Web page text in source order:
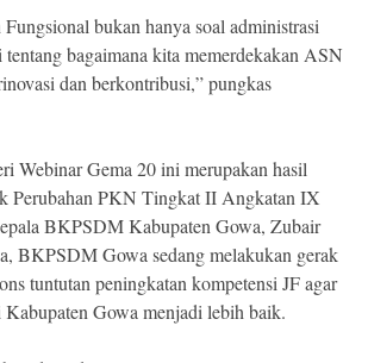
Fungsional bukan hanya soal administrasi
bagaimana kita memerdekakan ASN
dan berkontribusi,” pungkas
Webinar Gema 20 ini merupakan hasil
Perubahan PKN Tingkat II Angkatan IX
BKPSDM Kabupaten Gowa, Zubair
BKPSDM Gowa sedang melakukan gerak
tuntutan peningkatan kompetensi JF agar
Gowa menjadi lebih baik.